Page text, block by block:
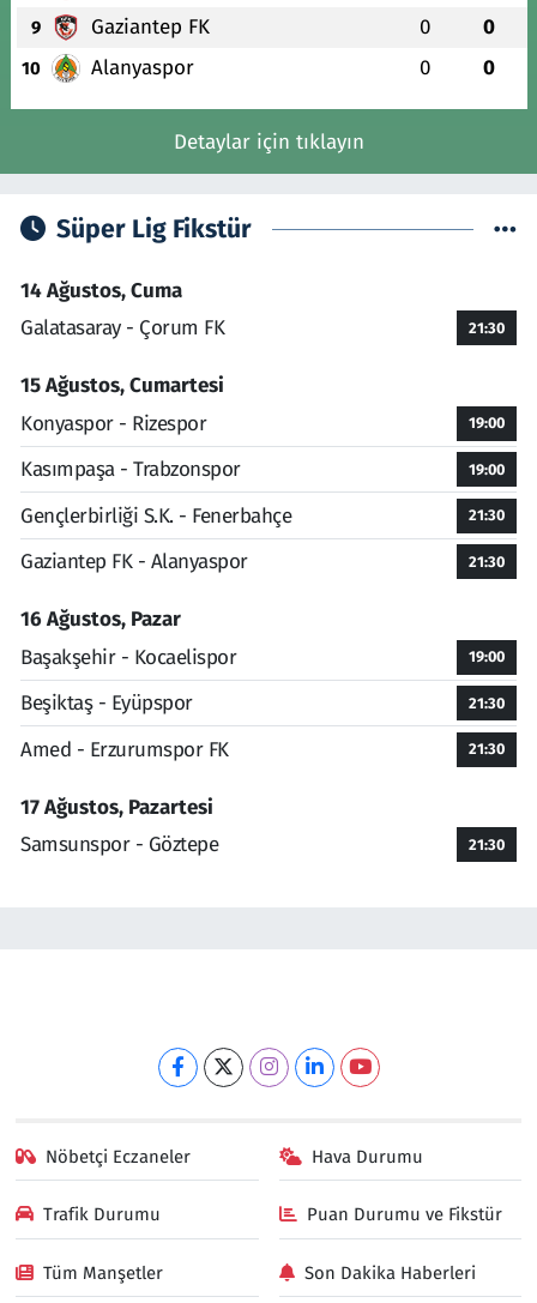
9 Gaziantep FK 0 0
10 Alanyaspor 0 0
Detaylar için tıklayın
Süper Lig Fikstür
14 Ağustos, Cuma
Galatasaray - Çorum FK
21:30
15 Ağustos, Cumartesi
Konyaspor - Rizespor
19:00
Kasımpaşa - Trabzonspor 19:00
Gençlerbirliği S.K. - Fenerbahçe 21:30
Gaziantep FK - Alanyaspor 21:30
16 Ağustos, Pazar
Başakşehir - Kocaelispor
19:00
Beşiktaş - Eyüpspor 21:30
Amed - Erzurumspor FK 21:30
17 Ağustos, Pazartesi
Samsunspor - Göztepe
21:30
Nöbetçi Eczaneler Hava Durumu
Trafik Durumu Puan Durumu ve Fikstür
Tüm Manşetler Son Dakika Haberleri